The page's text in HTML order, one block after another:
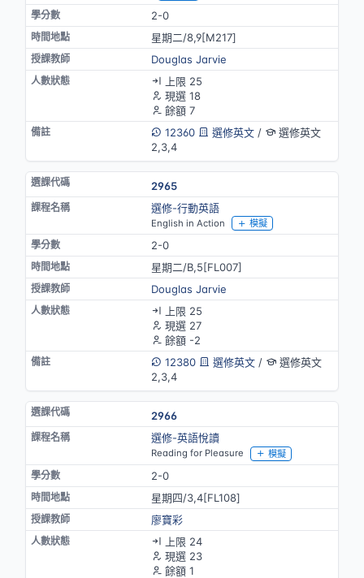
2-0
星期二/8,9[M217]
Douglas Jarvie
上限 25
現選 18
餘額 7
12360
選修英文/
選修英文
2,3,4
2965
選修-行動英語
English in Action 模擬
2-0
星期二/B,5[FL007]
Douglas Jarvie
上限 25
現選 27
餘額 -2
12380
選修英文/
選修英文
2,3,4
2966
選修-英語悅讀
Reading for Pleasure 模擬
2-0
星期四/3,4[FL108]
廖寶彩
上限 24
現選 23
餘額 1